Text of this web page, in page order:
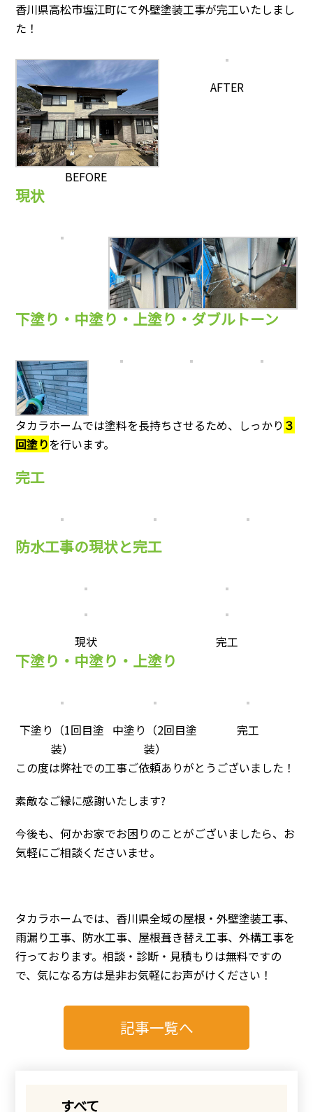
香川県高松市塩江町にて外壁塗装工事が完工いたしまし
た！
BEFORE
AFTER
現状
下塗り・中塗り・上塗り・ダブルトーン
タカラホームでは塗料を長持ちさせるため、しっかり ３
回塗りを行います。
完工
防水工事の現状と完工
現状 完工
下塗り・中塗り・上塗り
下塗り（1回目塗
装）
中塗り（2回目塗
装）
完工
この度は弊社での工事ご依頼ありがとうございました！
素敵なご縁に感謝いたします?
今後も、何かお家でお困りのことがございましたら、お
気軽にご相談くださいませ。
タカラホームでは、香川県全域の屋根・外壁塗装工事、
雨漏り工事、防水工事、屋根葺き替え工事、外構工事を
行っております。相談・診断・見積もりは無料ですの
で、気になる方は是非お気軽にお声がけください！
記事一覧へ
すべて